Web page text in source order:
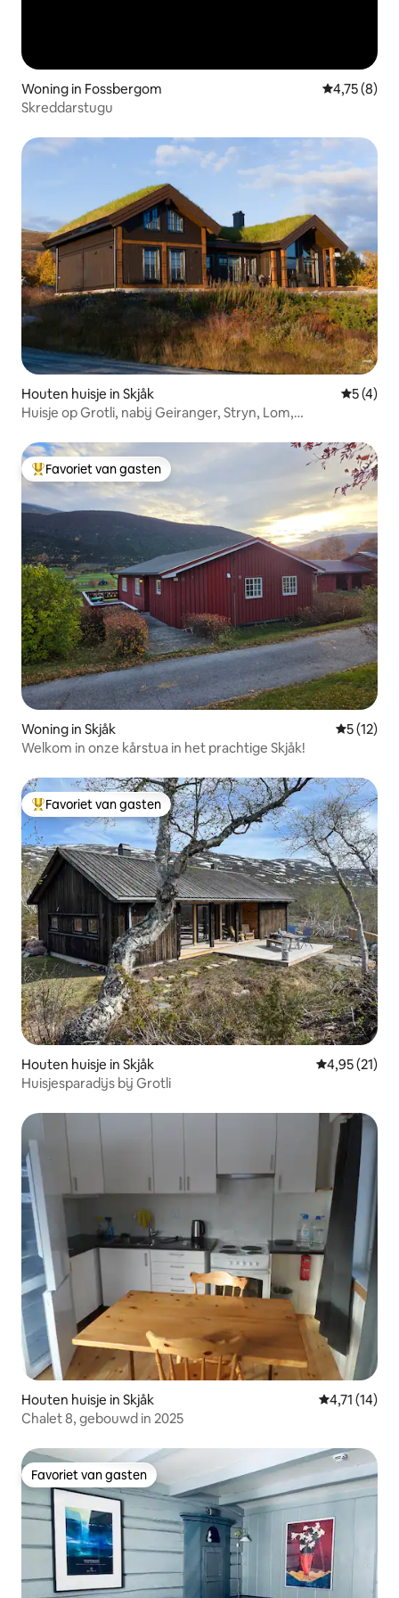
Woning in Fossbergom
4,75 (8)
Skreddarstugu
Houten huisje in Skjåk
5 (4)
Huisje op Grotli, nabij Geiranger, Stryn, Lom,
Topfavoriet van gasten
Favoriet van gasten
Woning in Skjåk
5 (12)
Welkom in onze kårstua in het prachtige Skjåk!
Topfavoriet van gasten
Favoriet van gasten
Houten huisje in Skjåk Gemiddelde
4,95 (21)
Huisjesparadijs bij Grotli
Houten huisje in Skjåk Gemiddelde
4,71 (14)
Chalet 8, gebouwd in 2025
Favoriet van gasten
Favoriet van gasten